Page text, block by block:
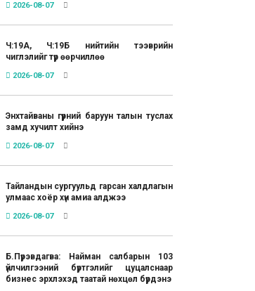
2026-08-07
Ч:19А, Ч:19Б нийтийн тээврийн
чиглэлийг түр өөрчиллөө
2026-08-07
Энхтайваны гүүрний баруун талын туслах
замд хучилт хийнэ
2026-08-07
Тайландын сургуульд гарсан халдлагын
улмаас хоёр хүн амиа алджээ
2026-08-07
Б.Пүрэвдагва: Найман салбарын 103
үйлчилгээний бүртгэлийг цуцалснаар
бизнес эрхлэхэд таатай нөхцөл бүрдэнэ